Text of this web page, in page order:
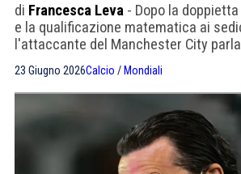
di Francesca Leva - Dopo la
e la qualificazione matematica ai
l'attaccante del Manchester City
23 Giugno 2026Calcio / Mondiali